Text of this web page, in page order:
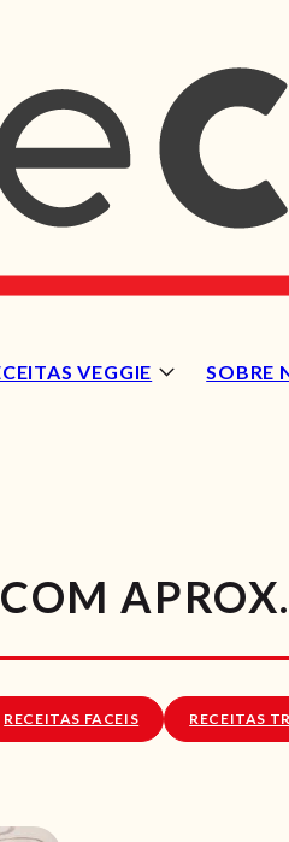
VEGGIE SOBRE
RECEITAS FACEIS RECEITAS